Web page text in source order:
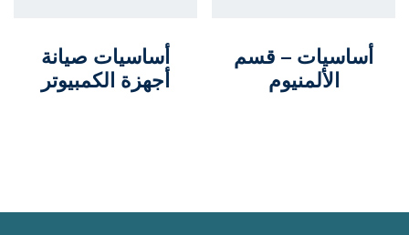
أساسيات – قسم
الألمنيوم
أساسيات صيانة
أجهزة الكمبيوتر